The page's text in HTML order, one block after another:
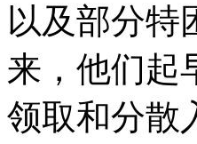
以及部分特
来，他们起
领取和分散